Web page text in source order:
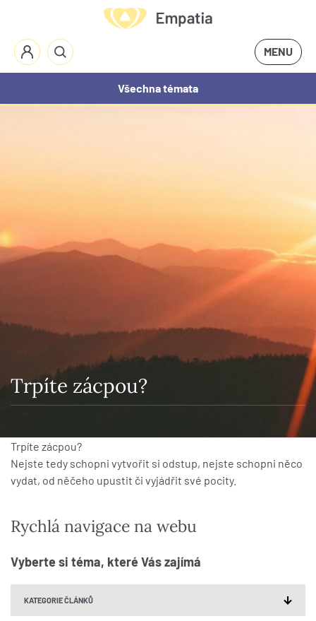
MENU
Všechna témata
Trpíte zácpou?
Trpíte zácpou?
Nejste tedy schopni vytvořit si odstup, nejste schopni něco
vydat, od něčeho upustit či vyjádřit své pocity.
Rychlá navigace na webu
Vyberte si téma, které Vás zajímá